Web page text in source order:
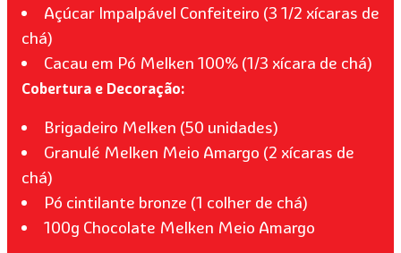
Açúcar Impalpável Confeiteiro (3 1/2 xícaras de
chá)
Cacau em Pó Melken 100% (1/3 xícara de chá)
Cobertura e Decoração:
Brigadeiro Melken (50 unidades)
Granulé Melken Meio Amargo (2 xícaras de
chá)
Pó cintilante bronze (1 colher de chá)
100g Chocolate Melken Meio Amargo